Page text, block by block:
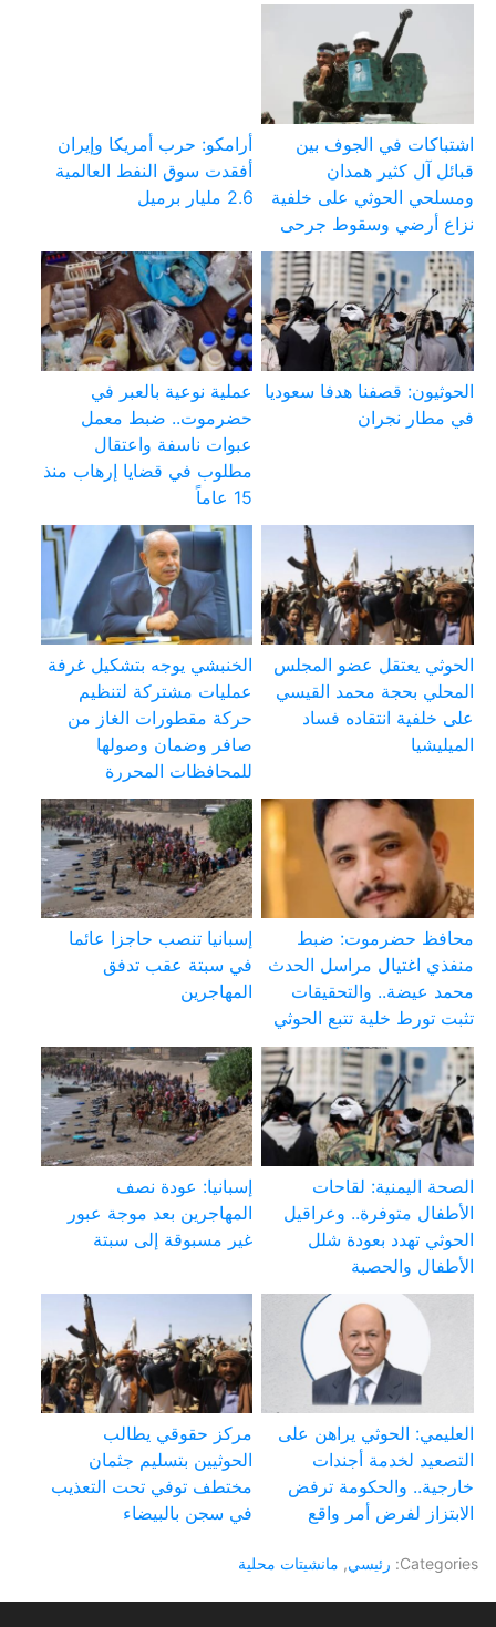
اشتباكات في الجوف بين
قبائل آل كثير همدان
ومسلحي الحوثي على خلفية
نزاع أرضي وسقوط جرحى
أرامكو: حرب أمريكا وإيران
أفقدت سوق النفط العالمية
2.6 مليار برميل
الحوثيون: قصفنا هدفا سعوديا
في مطار نجران
عملية نوعية بالعبر في
حضرموت.. ضبط معمل
عبوات ناسفة واعتقال
مطلوب في قضايا إرهاب منذ
15 عاماً
الحوثي يعتقل عضو المجلس
المحلي بحجة محمد القيسي
على خلفية انتقاده فساد
الميليشيا
الخنبشي يوجه بتشكيل غرفة
عمليات مشتركة لتنظيم
حركة مقطورات الغاز من
صافر وضمان وصولها
للمحافظات المحررة
محافظ حضرموت: ضبط
منفذي اغتيال مراسل الحدث
محمد عيضة.. والتحقيقات
تثبت تورط خلية تتبع الحوثي
إسبانيا تنصب حاجزا عائما
في سبتة عقب تدفق
المهاجرين
الصحة اليمنية: لقاحات
الأطفال متوفرة.. وعراقيل
الحوثي تهدد بعودة شلل
الأطفال والحصبة
إسبانيا: عودة نصف
المهاجرين بعد موجة عبور
غير مسبوقة إلى سبتة
العليمي: الحوثي يراهن على
التصعيد لخدمة أجندات
خارجية.. والحكومة ترفض
الابتزاز لفرض أمر واقع
مركز حقوقي يطالب
الحوثيين بتسليم جثمان
مختطف توفي تحت التعذيب
في سجن بالبيضاء
Categories: رئيسي, مانشيتات محلية